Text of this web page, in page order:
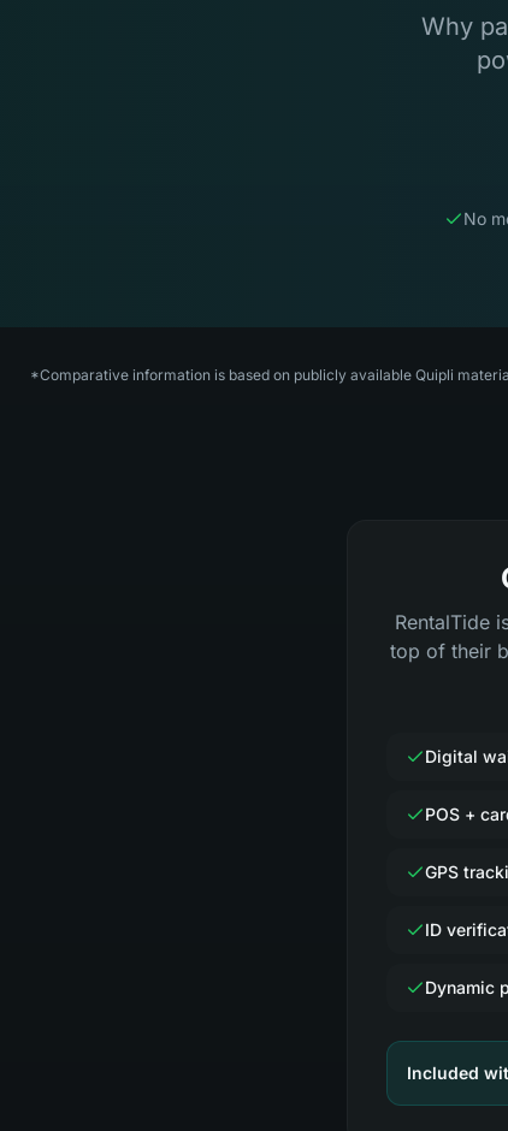
Why
No
*Comparative information is based on publicly available Quipli
RentalTide
top of their
Digital
POS +
GPS
ID
Dynamic
Included